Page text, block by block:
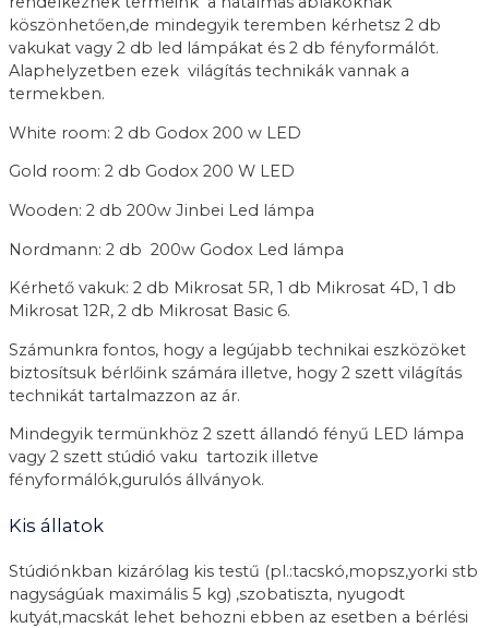
köszönhetően,de mindegyik teremben kérhetsz 2 db
vakukat vagy 2 db led lámpákat és 2 db fényformálót.
Alaphelyzetben ezek világítás technikák vannak a
termekben.
White room: 2 db Godox 200 w LED
Gold room: 2 db Godox 200 W LED
Wooden: 2 db 200w Jinbei Led lámpa
Nordmann: 2 db 200w Godox Led lámpa
Kérhető vakuk: 2 db Mikrosat 5R, 1 db Mikrosat 4D, 1 db
Mikrosat 12R, 2 db Mikrosat Basic 6.
Számunkra fontos, hogy a legújabb technikai eszközöket
biztosítsuk bérlőink számára illetve, hogy 2 szett világítás
technikát tartalmazzon az ár.
Mindegyik termünkhöz 2 szett állandó fényű LED lámpa
vagy 2 szett stúdió vaku tartozik illetve
fényformálók,gurulós állványok.
Kis állatok
Stúdiónkban kizárólag kis testű (pl.:tacskó,mopsz,yorki stb
nagyságúak maximális 5 kg) ,szobatiszta, nyugodt
kutyát,macskát lehet behozni ebben az esetben a bérlési